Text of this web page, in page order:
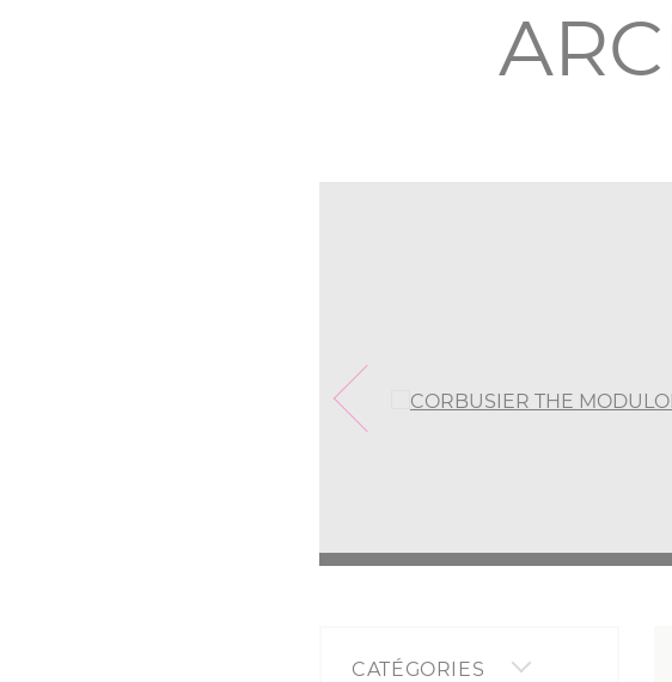
CATÉGORIES